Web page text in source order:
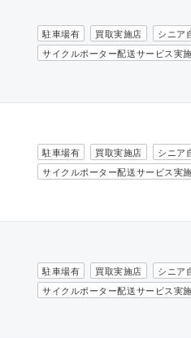
駐車場有 買取実施店
シニア
サイクルポーター配送サービス実
駐車場有 買取実施店
シニア
サイクルポーター配送サービス実
駐車場有 買取実施店
シニア
サイクルポーター配送サービス実